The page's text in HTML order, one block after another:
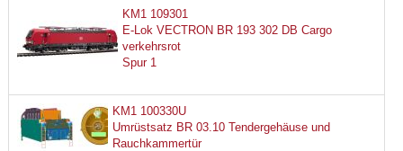
KM1 109301
E-Lok VECTRON BR 193 302 DB Cargo
verkehrsrot
Spur 1
KM1 100330U
Umrüstsatz BR 03.10 Tendergehäuse und
Rauchkammertür